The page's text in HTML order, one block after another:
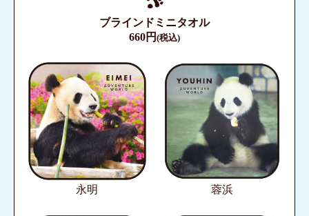
ブラインドミニタオル
660円 (税込)
永明 蓉浜